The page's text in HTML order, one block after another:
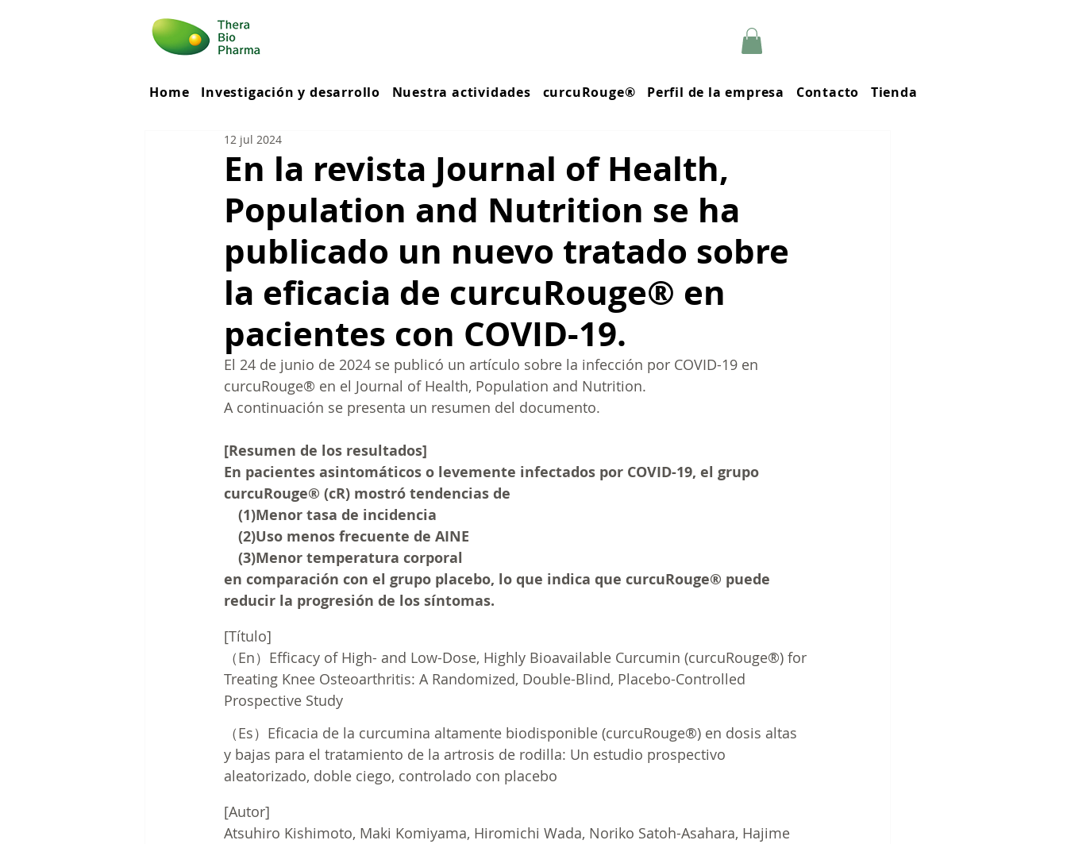
Home Investigación y desarrollo Nuestra actividades curcuRouge® Perfil de la empresa Contacto Tienda
En la revista Journal of Health,
Population and Nutrition se ha
publicado un nuevo tratado sobre
la eficacia de curcuRouge® en
pacientes con COVID-19.
12 jul 2024
El 24 de junio de 2024 se publicó un artículo sobre la infección por COVID-19 en
curcuRouge® en el Journal of Health, Population and Nutrition.
A continuación se presenta un resumen del documento.
[Resumen de los resultados]
En pacientes asintomáticos o levemente infectados por COVID-19, el grupo
curcuRouge® (cR) mostró tendencias de
(1)Menor tasa de incidencia
(2)Uso menos frecuente de AINE
(3)Menor temperatura corporal
en comparación con el grupo placebo, lo que indica que curcuRouge® puede
reducir la progresión de los síntomas.
[Título]
（En）Efficacy of High- and Low-Dose, Highly Bioavailable Curcumin (curcuRouge®) for
Treating Knee Osteoarthritis: A Randomized, Double-Blind, Placebo-Controlled
Prospective Study
（Es）Eficacia de la curcumina altamente biodisponible (curcuRouge®) en dosis altas
y bajas para el tratamiento de la artrosis de rodilla: Un estudio prospectivo
aleatorizado, doble ciego, controlado con placebo
[Autor]
Atsuhiro Kishimoto, Maki Komiyama, Hiromichi Wada, Noriko Satoh-Asahara, Hajime